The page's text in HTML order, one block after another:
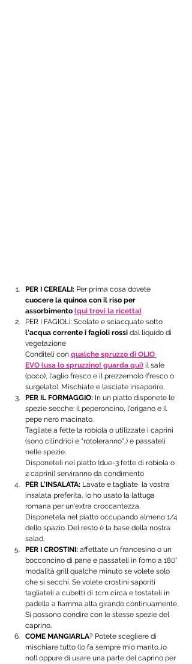
PER I CEREALI: Per prima cosa dovete
cuocere la quinoa con il riso per
assorbimento (qui trovi la ricetta)
PER I FAGIOLI: Scolate e sciacquate sotto
l'acqua corrente i fagioli rossi dal liquido di
vegetazione
Conditeli con qualche spruzzo di OLIO
EVO (usa lo spruzzino! guarda qui) il sale
(poco), l'aglio fresco e il prezzemolo (fresco o
surgelato). Mischiate e lasciate insaporire.
PER IL FORMAGGIO: In un piatto disponete le
spezie secche: il peperoncino, l'origano e il
pepe nero macinato.
Tagliate a fette la robiola o utilizzate i caprini
(sono cilindrici e "rotoleranno"..) e passateli
nelle spezie.
Disponeteli nel piatto (due-3 fette di robiola o
2 caprini) serviranno da condimento
PER L'INSALATA: Lavate e tagliate  la vostra
insalata preferita, io ho usato la lattuga
romana per un'extra croccantezza.
Disponetela nel piatto occupando almeno 1/4
dello spazio. Del resto è la base della nostra
salad.
PER I CROSTINI: affettate un francesino o un
bocconcino di pane e passateli in forno a 180°
modalità grill qualche minuto se volete solo
che si secchi. Se volete crostini saporiti
tagliateli a cubetti di 1cm circa e tostateli in
padella a fiamma alta girando continuamente.
Si possono condire con le stesse spezie del
caprino.
COME MANGIARLA? Potete scegliere di
mischiare tutto (lo fa sempre mio marito..io
no!) oppure di usare una parte del caprino per